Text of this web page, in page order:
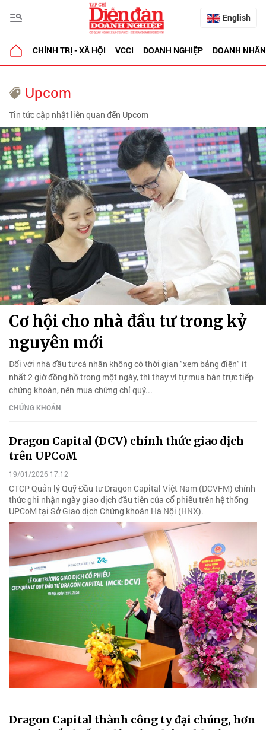
English
CHÍNH TRỊ - XÃ HỘI VCCI DOANH NGHIỆP DOANH NHÂN
Upcom
Tin tức cập nhật liên quan đến Upcom
Cơ hội cho nhà đầu tư trong kỷ
nguyên mới
Đối với nhà đầu tư cá nhân không có thời gian "xem bảng điện" ít
nhất 2 giờ đồng hồ trong một ngày, thì thay vì tự mua bán trực tiếp
chứng khoán, nên mua chứng chỉ quỹ...
CHỨNG KHOÁN
Dragon Capital (DCV) chính thức giao dịch
trên UPCoM
19/01/2026 17:12
CTCP Quản lý Quỹ Đầu tư Dragon Capital Việt Nam (DCVFM) chính
thức ghi nhận ngày giao dịch đầu tiên của cổ phiếu trên hệ thống
UPCoM tại Sở Giao dịch Chứng khoán Hà Nội (HNX).
Dragon Capital thành công ty đại chúng, hơn